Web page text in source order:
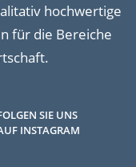
hochwertige
für die Bereiche
SIE UNS
INSTAGRAM